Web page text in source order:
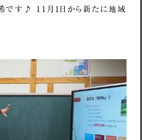
す♪ 11月1日から新たに地域